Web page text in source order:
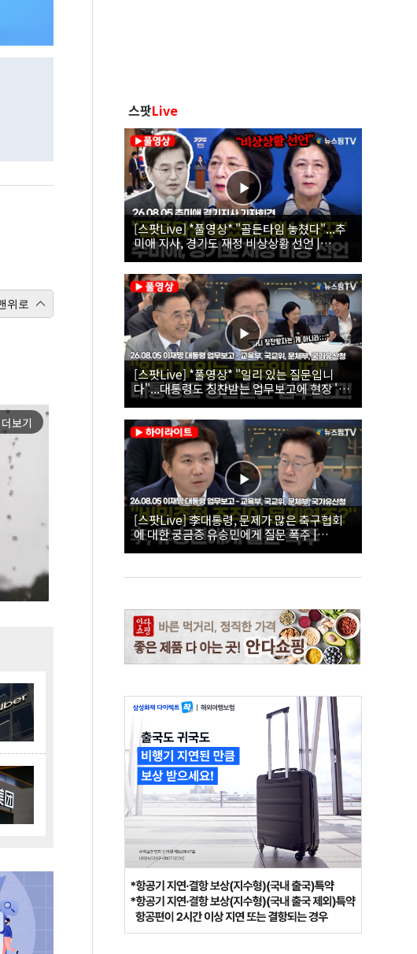
위로
더보기
스팟Live
[스팟Live] *풀영상* "골든타임 놓쳤다"...추
미애 지사, 경기도 재정 비상상황 선언 |
26.08.05 추미애 경기지사 기자회견
[스팟Live] *풀영상* "일리 있는 질문입니
다"...대통령도 칭찬받는 업무보고에 현장 '빵'
| 26.08.05 이재명 대통령 업무보고 - 교육부,
국교위, 문체부, 국가유산청
[스팟Live] 李대통령, 문제가 많은 축구협회
에 대한 궁금증 유승민에게 질문 폭주 |
26.08.05 이재명 대통령 업무보고 - 교육부, 국